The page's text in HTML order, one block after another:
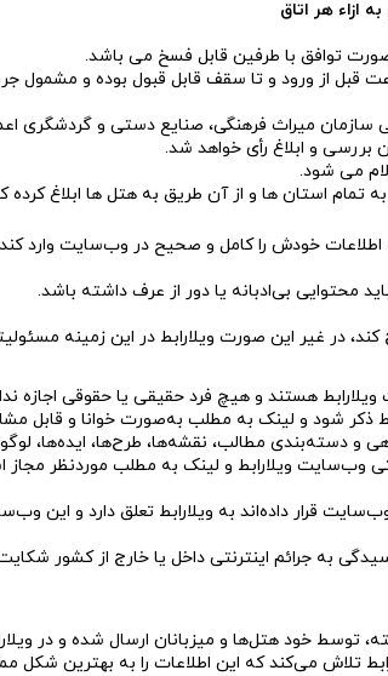
میراث فرهنگی، صنایع دستی و گردشگری
بررسی و ابلاغ رأی خواهد شد.
می شود.
خودش را کامل و صحیح در وب‌سایت وارد کند.
محتوایی بی‌ادبانه یا دور از عرف داشته باشد.
در غیر این صورت ویلارابط در این زمینه
هستند و هیچ‌ فرد حقیقی یا حقوقی اجازه‌
ذکر شود و لینک به مطلب به‌صورت خوانا و قابل
دسته‌بندی مطالب، نقشه‌ها، طرح‌ها، ایده‌ها،
وب‌سایت ویلارابط و لینک به مطلب موردنظر
قرار داده‌اند به ویلارابط تعلق دارد و این
به جرائم اینترنتی داخل یا خارج از کشور
توسط خود هتل‌ها و میزبانان ارسال شده و در
می‌کند که این اطلاعات را به بهترین شکل